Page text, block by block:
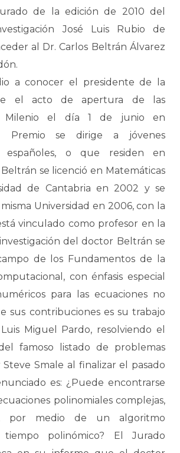
de la edición de 2010 del
José Luis Rubio de
al Dr. Carlos Beltrán Álvarez
a conocer el presidente de la
el acto de apertura de las
Milenio el día 1 de junio en
Premio se dirige a jóvenes
españoles, o que residen en
Beltrán se licenció en Matemáticas
de Cantabria en 2002 y se
Universidad en 2006, con la
vinculado como profesor en la
del doctor Beltrán se
de los Fundamentos de la
con énfasis especial
para las ecuaciones no
sus contribuciones es su trabajo
Miguel Pardo, resolviendo el
famoso listado de problemas
Smale al finalizar el pasado
es: ¿Puede encontrarse
polinomiales complejas,
por medio de un algoritmo
polinómico? El Jurado